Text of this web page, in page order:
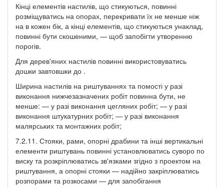
Кінці елементів настилів, що стикуються, повинні
розміщуватись на опорах, перекривати їх не менше ніж
на в кожен бік, а кінці елементів, що стикуються унаклад,
повинні бути скошеними, — щоб запобігти утворенню
порогів.
Для дерев'яних настилів повинні використовуватись
дошки завтовшки до .
Ширина настилів на риштуваннях та помості у разі
виконання нижчезазначених робіт повинна бути, не
менше: — у разі виконання цегляних робіт; — у разі
виконання штукатурних робіт; — у разі виконання
малярських та монтажних робіт;
7.2.11. Стояки, рами, опорні драбини та інші вертикальні
елементи риштувань повинні установлюватись суворо по
виску та розкріплюватись зв'язками згідно з проектом на
риштування, а опорні стояки — надійно закріплюватись
розпорами та розкосами — для запобігання